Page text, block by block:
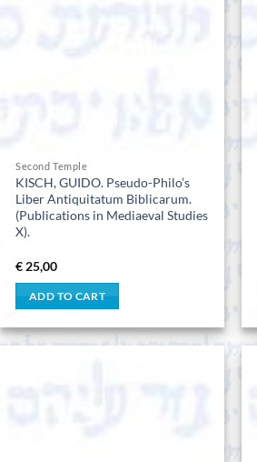
Second Temple
KISCH, GUIDO. Pseudo-Philo’s
Liber Antiquitatum Biblicarum.
(Publications in Mediaeval Studies
X).
€ 25,00
ADD TO CART